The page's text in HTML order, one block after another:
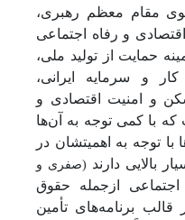
مقام معظم رهبری،
و رفاه اجتماعی
حمایت از تولید ملی،
و سرمایه ایرانی،
و امنیت اقتصادی و
که با کمی توجه به آن‌ها
توجه به اهمیتشان در
بالایی دارند (صفری و
اجتماعی ازجمله حقوق
برنامه‌های تأمین